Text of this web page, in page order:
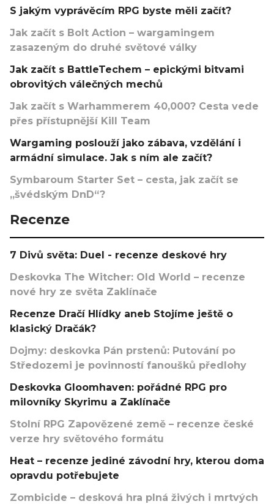
S jakým vyprávěcím RPG byste měli začít?
Jak začít s Bolt Action – wargamingem
zasazeným do druhé světové války
Jak začít s BattleTechem – epickými bitvami
obrovitých válečných mechů
Jak začít s Warhammerem 40,000? Cesta vede
přes přístupnější Kill Team
Wargaming poslouží jako zábava, vzdělání i
armádní simulace. Jak s ním ale začít?
Symbaroum Starter Set – cesta, jak začít se
„švédským DnD“?
Recenze
7 Divů světa: Duel - recenze deskové hry
Deskovka The Witcher: Old World – recenze
nové hry ze světa Zaklínače
Recenze Dračí Hlídky aneb Stojíme ještě o
klasický Dračák?
Dojmy: deskovka Pán prstenů: Putování po
Středozemi je povinností fanoušků předlohy
Deskovka Gloomhaven: pořádné RPG pro
milovníky Skyrimu a Zaklínače
Stolní RPG Zapovězené země – recenze české
verze hry světového formátu
Heat – recenze jediné závodní hry, kterou doma
opravdu potřebujete
Zombicide – desková hra plná živých i mrtvých